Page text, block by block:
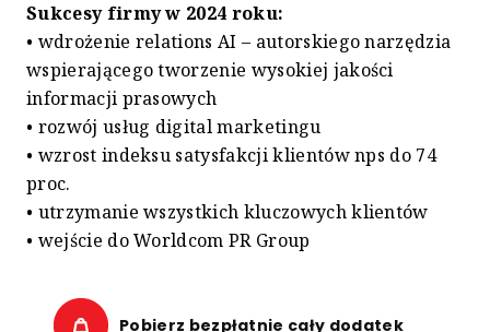
Sukcesy firmy w 2024 roku:
• wdrożenie relations AI – autorskiego narzędzia
wspierającego tworzenie wysokiej jakości
informacji prasowych
• rozwój usług digital marketingu
• wzrost indeksu satysfakcji klientów nps do 74
proc.
• utrzymanie wszystkich kluczowych klientów
• wejście do Worldcom PR Group
Pobierz bezpłatnie cały dodatek